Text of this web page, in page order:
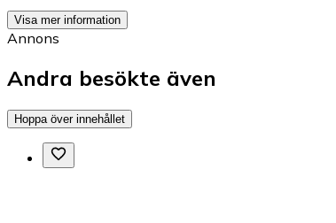
Visa mer information
Annons
Andra besökte även
Hoppa över innehållet